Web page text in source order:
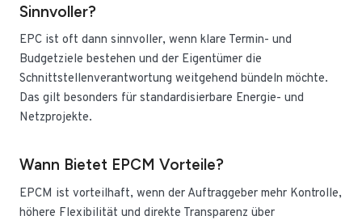
Sinnvoller?
EPC ist oft dann sinnvoller, wenn klare Termin- und
Budgetziele bestehen und der Eigentümer die
Schnittstellenverantwortung weitgehend bündeln möchte.
Das gilt besonders für standardisierbare Energie- und
Netzprojekte.
Wann Bietet EPCM Vorteile?
EPCM ist vorteilhaft, wenn der Auftraggeber mehr Kontrolle,
höhere Flexibilität und direkte Transparenz über